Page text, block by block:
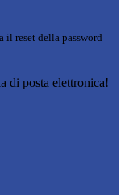
il reset della password
di posta elettronica!